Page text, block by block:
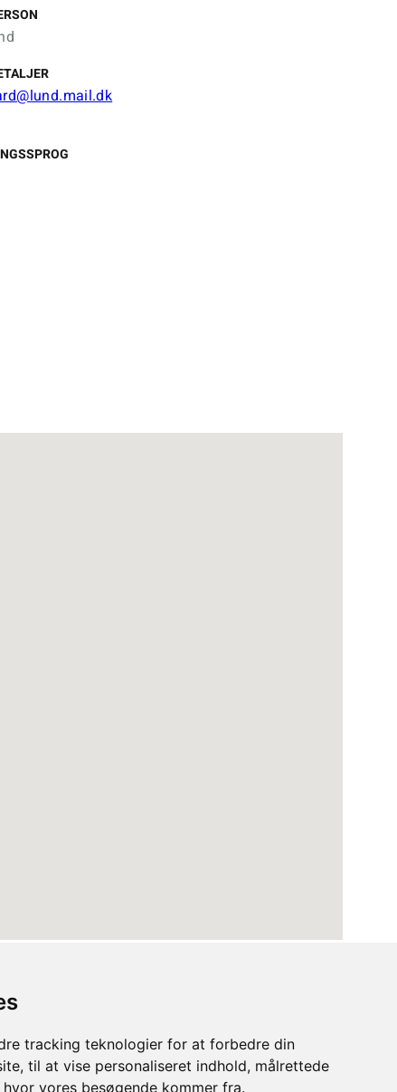
tracking teknologier for at forbedre din
til at vise personaliseret indhold, målrettede
vores besøgende kommer fra.